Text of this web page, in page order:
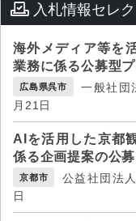
入札情報セレク
海外メディア等を
業務に係る公募型
広島県呉市
一般社団
月21日
AIを活用した京都
係る企画提案の公募
京都市
公益社団法
日